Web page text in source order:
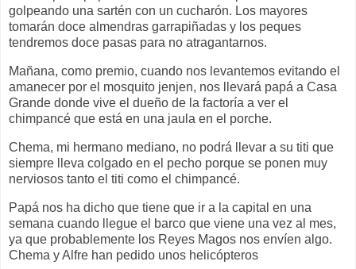
golpeando una sartén con un cucharón. Los mayores
tomarán doce almendras garrapiñadas y los peques
tendremos doce pasas para no atragantarnos.
Mañana, como premio, cuando nos levantemos evitando el
amanecer por el mosquito jenjen, nos llevará papá a Casa
Grande donde vive el dueño de la factoría a ver el
chimpancé que está en una jaula en el porche.
Chema, mi hermano mediano, no podrá llevar a su titi que
siempre lleva colgado en el pecho porque se ponen muy
nerviosos tanto el titi como el chimpancé.
Papá nos ha dicho que tiene que ir a la capital en una
semana cuando llegue el barco que viene una vez al mes,
ya que probablemente los Reyes Magos nos envíen algo.
Chema y Alfre han pedido unos helicópteros